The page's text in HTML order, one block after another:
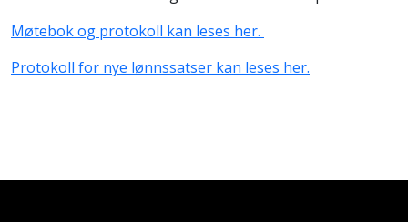
Møtebok og protokoll kan leses her.
Protokoll for nye lønnssatser kan leses her.